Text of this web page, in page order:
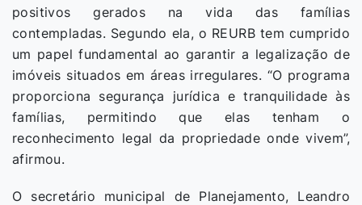
positivos gerados na vida das famílias
contempladas. Segundo ela, o REURB tem cumprido
um papel fundamental ao garantir a legalização de
imóveis situados em áreas irregulares. “O programa
proporciona segurança jurídica e tranquilidade às
famílias, permitindo que elas tenham o
reconhecimento legal da propriedade onde vivem”,
afirmou.
O secretário municipal de Planejamento, Leandro